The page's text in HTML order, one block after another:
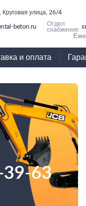
Круговая улица, 26/4
beton.ru
Отдел
снабжения:
и оплата
39-63